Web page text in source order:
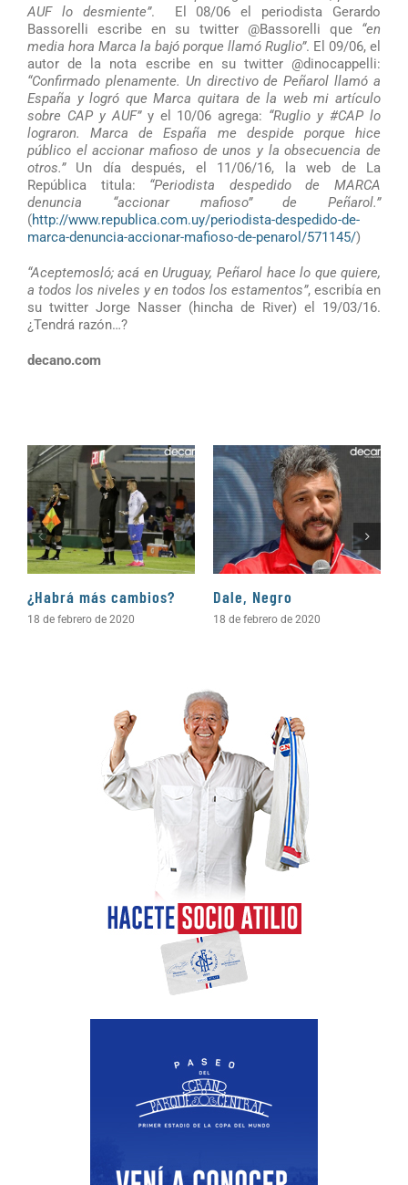
AUF lo desmiente”. El 08/06 el periodista Gerardo
Bassorelli escribe en su twitter @Bassorelli que “en
media hora Marca la bajó porque llamó Ruglio”. El 09/06, el
autor de la nota escribe en su twitter @dinocappelli:
“Confirmado plenamente. Un directivo de Peñarol llamó a
España y logró que Marca quitara de la web mi artículo
sobre CAP y AUF”y el 10/06 agrega: “Ruglio y #CAP lo
lograron. Marca de España me despide porque hice
público el accionar mafioso de unos y la obsecuencia de
otros.”Un día después, el 11/06/16, la web de La
República titula: “Periodista despedido de MARCA
denuncia “accionar mafioso” de Peñarol.”
(http://www.republica.com.uy/periodista-despedido-de-
marca-denuncia-accionar-mafioso-de-penarol/571145/)
“Aceptemosló; acá en Uruguay, Peñarol hace lo que quiere,
a todos los niveles y en todos los estamentos”, escribía en
su twitter Jorge Nasser (hincha de River) el 19/03/16.
¿Tendrá razón…?
decano.com
¿Habrá más cambios?
18 de febrero de 2020
Dale, Negro
18 de febrero de 2020